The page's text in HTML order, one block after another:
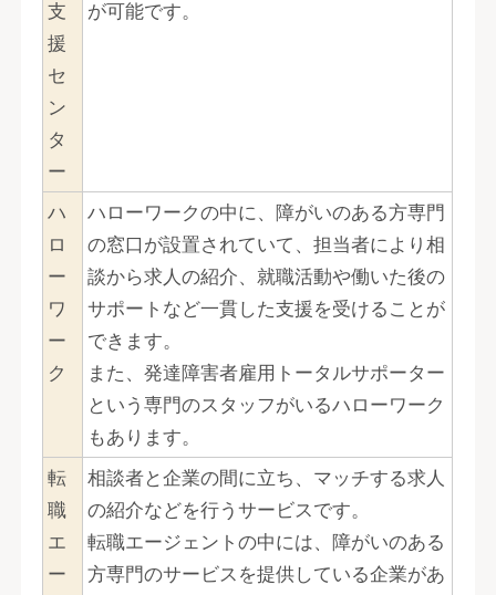
支
援
セ
ン
タ
ー
が可能です。
ハ
ロ
ー
ワ
ー
ク
ハローワークの中に、障がいのある方専門
の窓口が設置されていて、担当者により相
談から求人の紹介、就職活動や働いた後の
サポートなど一貫した支援を受けることが
できます。
また、発達障害者雇用トータルサポーター
という専門のスタッフがいるハローワーク
もあります。
転
職
エ
ー
相談者と企業の間に立ち、マッチする求人
の紹介などを行うサービスです。
転職エージェントの中には、障がいのある
方専門のサービスを提供している企業があ